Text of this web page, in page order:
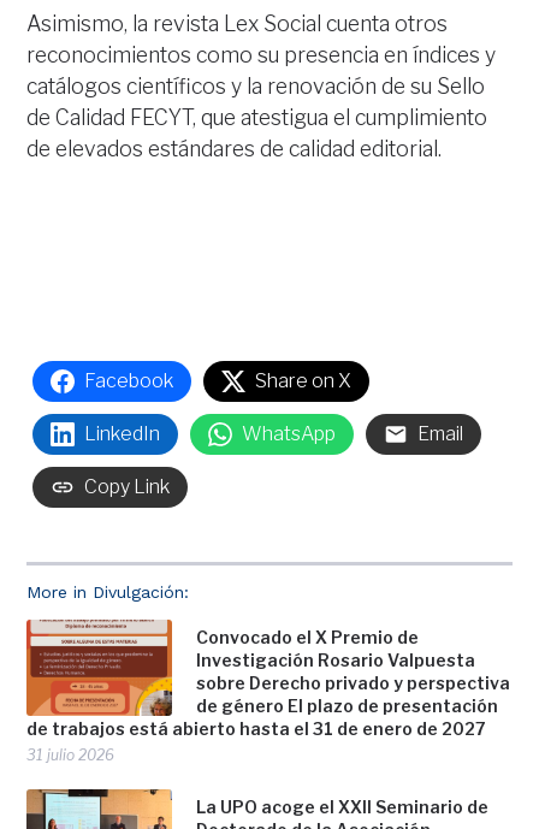
More in Divulgación:
Convocado el X Premio de
Investigación Rosario Valpuesta
sobre Derecho privado y perspectiva
de género El plazo de presentación
de trabajos está abierto hasta el 31 de enero de 2027
31 julio 2026
La UPO acoge el XXII Seminario de
Asimismo, la revista Lex Social cuenta otros
reconocimientos como su presencia en índices y
catálogos científicos y la renovación de su Sello
de Calidad FECYT, que atestigua el cumplimiento
de elevados estándares de calidad editorial.
Facebook Share on X
LinkedIn WhatsApp Email
Copy Link